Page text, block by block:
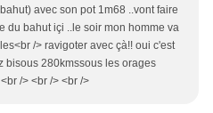
avec son pot 1m68 ..vont faire
du bahut içi ..le soir mon homme va
/> ravigoter avec çà!! oui c'est
bisous 280kmssous les orages
/> <br /> <br />